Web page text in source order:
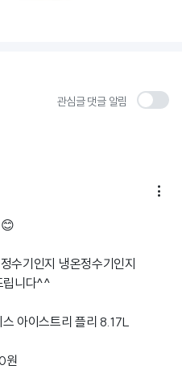
관심글 댓글 알림

수기인지 냉온정수기인지
립니다^^
아이스트리 플리 8.17L
원